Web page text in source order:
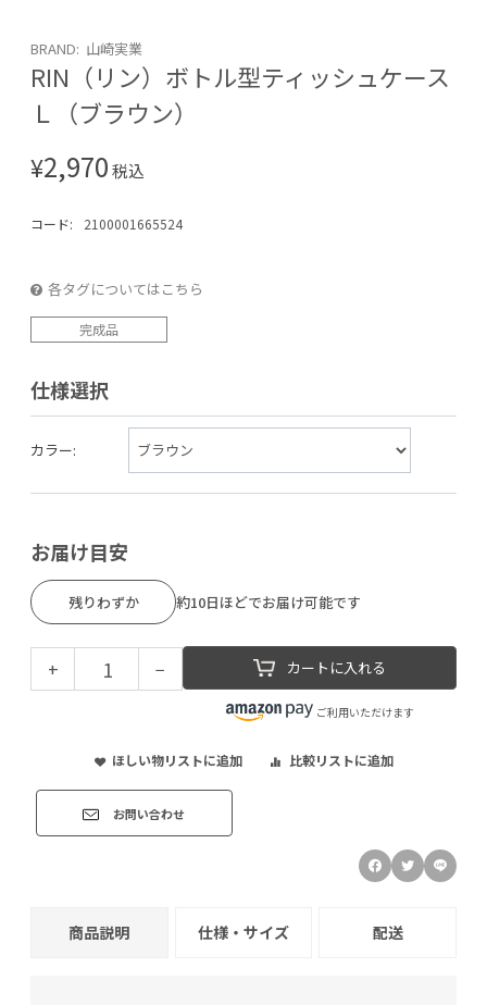
BRAND: 山崎実業
RIN（リン）ボトル型ティッシュケース
Ｌ（ブラウン）
¥2,970税込
コード: 2100001665524
各タグについてはこちら
完成品
仕様選択
カラー:
お届け目安
残りわずか 約10日ほどでお届け可能です
+ − カートに入れる
ご利用いただけます
ほしい物リストに追加 比較リストに追加
お問い合わせ
商品説明 仕様・サイズ 配送